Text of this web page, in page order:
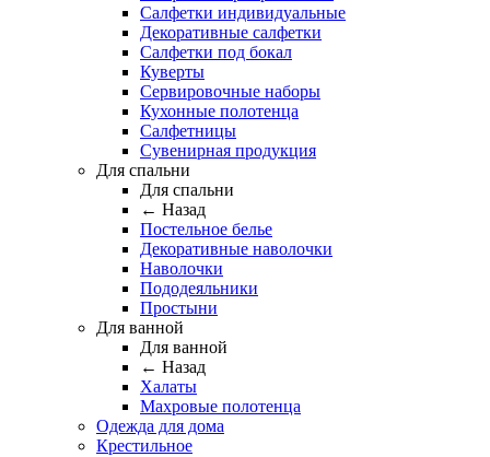
Салфетки индивидуальные
Декоративные салфетки
Салфетки под бокал
Куверты
Сервировочные наборы
Кухонные полотенца
Салфетницы
Сувенирная продукция
Для спальни
Для спальни
← Назад
Постельное белье
Декоративные наволочки
Наволочки
Пододеяльники
Простыни
Для ванной
Для ванной
← Назад
Халаты
Махровые полотенца
Одежда для дома
Крестильное